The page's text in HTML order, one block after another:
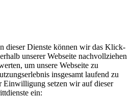
dieser Dienste können wir das Klick-
unserer Webseite nachvollziehen
um unsere Webseite zu
insgesamt laufend zu
Einwilligung setzen wir auf dieser
ein: